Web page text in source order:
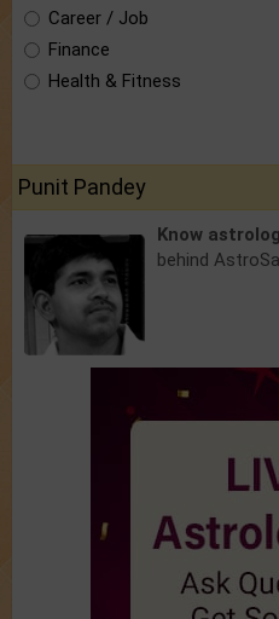
Career / Job
Finance
Health & Fitness
Punit Pandey
Know
behind